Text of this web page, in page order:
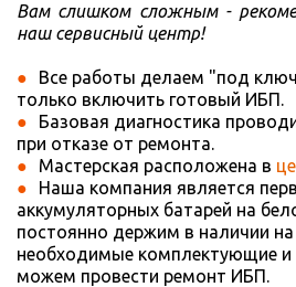
Вам слишком сложным -
наш сервисный центр!
Все работы делаем "под
только включить готовый ИБП.
Базовая диагностика
при отказе от ремонта.
Мастерская расположена в
Наша компания является
аккумуляторных батарей на
постоянно держим в наличии
необходимые комплектующие и
можем провести ремонт ИБП.